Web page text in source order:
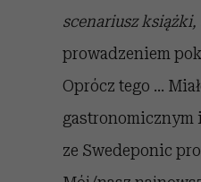
scenariusz książki,
prowadzeniem
Oprócz tego ...
gastronomicznym
ze Swedeponic